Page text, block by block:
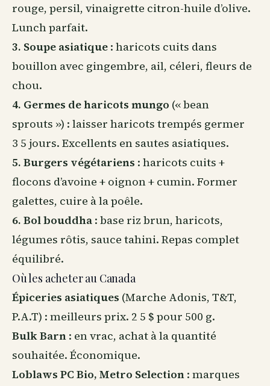
rouge, persil, vinaigrette citron-huile d’olive.
Lunch parfait.
3. Soupe asiatique : haricots cuits dans
bouillon avec gingembre, ail, céleri, fleurs de
chou.
4. Germes de haricots mungo (« bean
sprouts ») : laisser haricots trempés germer
3 5 jours. Excellents en sautes asiatiques.
5. Burgers végétariens : haricots cuits +
flocons d’avoine + oignon + cumin. Former
galettes, cuire à la poêle.
6. Bol bouddha : base riz brun, haricots,
légumes rôtis, sauce tahini. Repas complet
équilibré.
Où les acheter au Canada
Épiceries asiatiques (Marche Adonis, T&T,
P.A.T) : meilleurs prix. 2 5 $ pour 500 g.
Bulk Barn : en vrac, achat à la quantité
souhaitée. Économique.
Loblaws PC Bio, Metro Selection : marques